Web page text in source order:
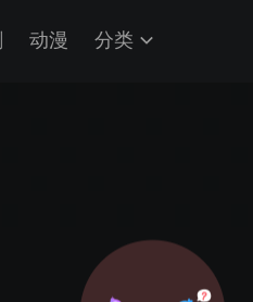
动漫 分类